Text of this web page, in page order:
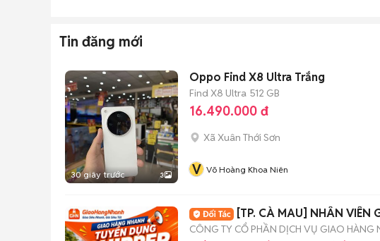
Tin đăng mới
30 giây trước 3
Oppo Find X8 Ultra Trắng
Find X8 Ultra 512 GB
16.490.000 đ
Xã Xuân Thới Sơn
V Võ Hoàng Khoa Niên
[TP. CÀ MAU] NHÂN VIÊN
CÔNG TY CỔ PHẦN DỊCH VỤ GIAO HÀNG